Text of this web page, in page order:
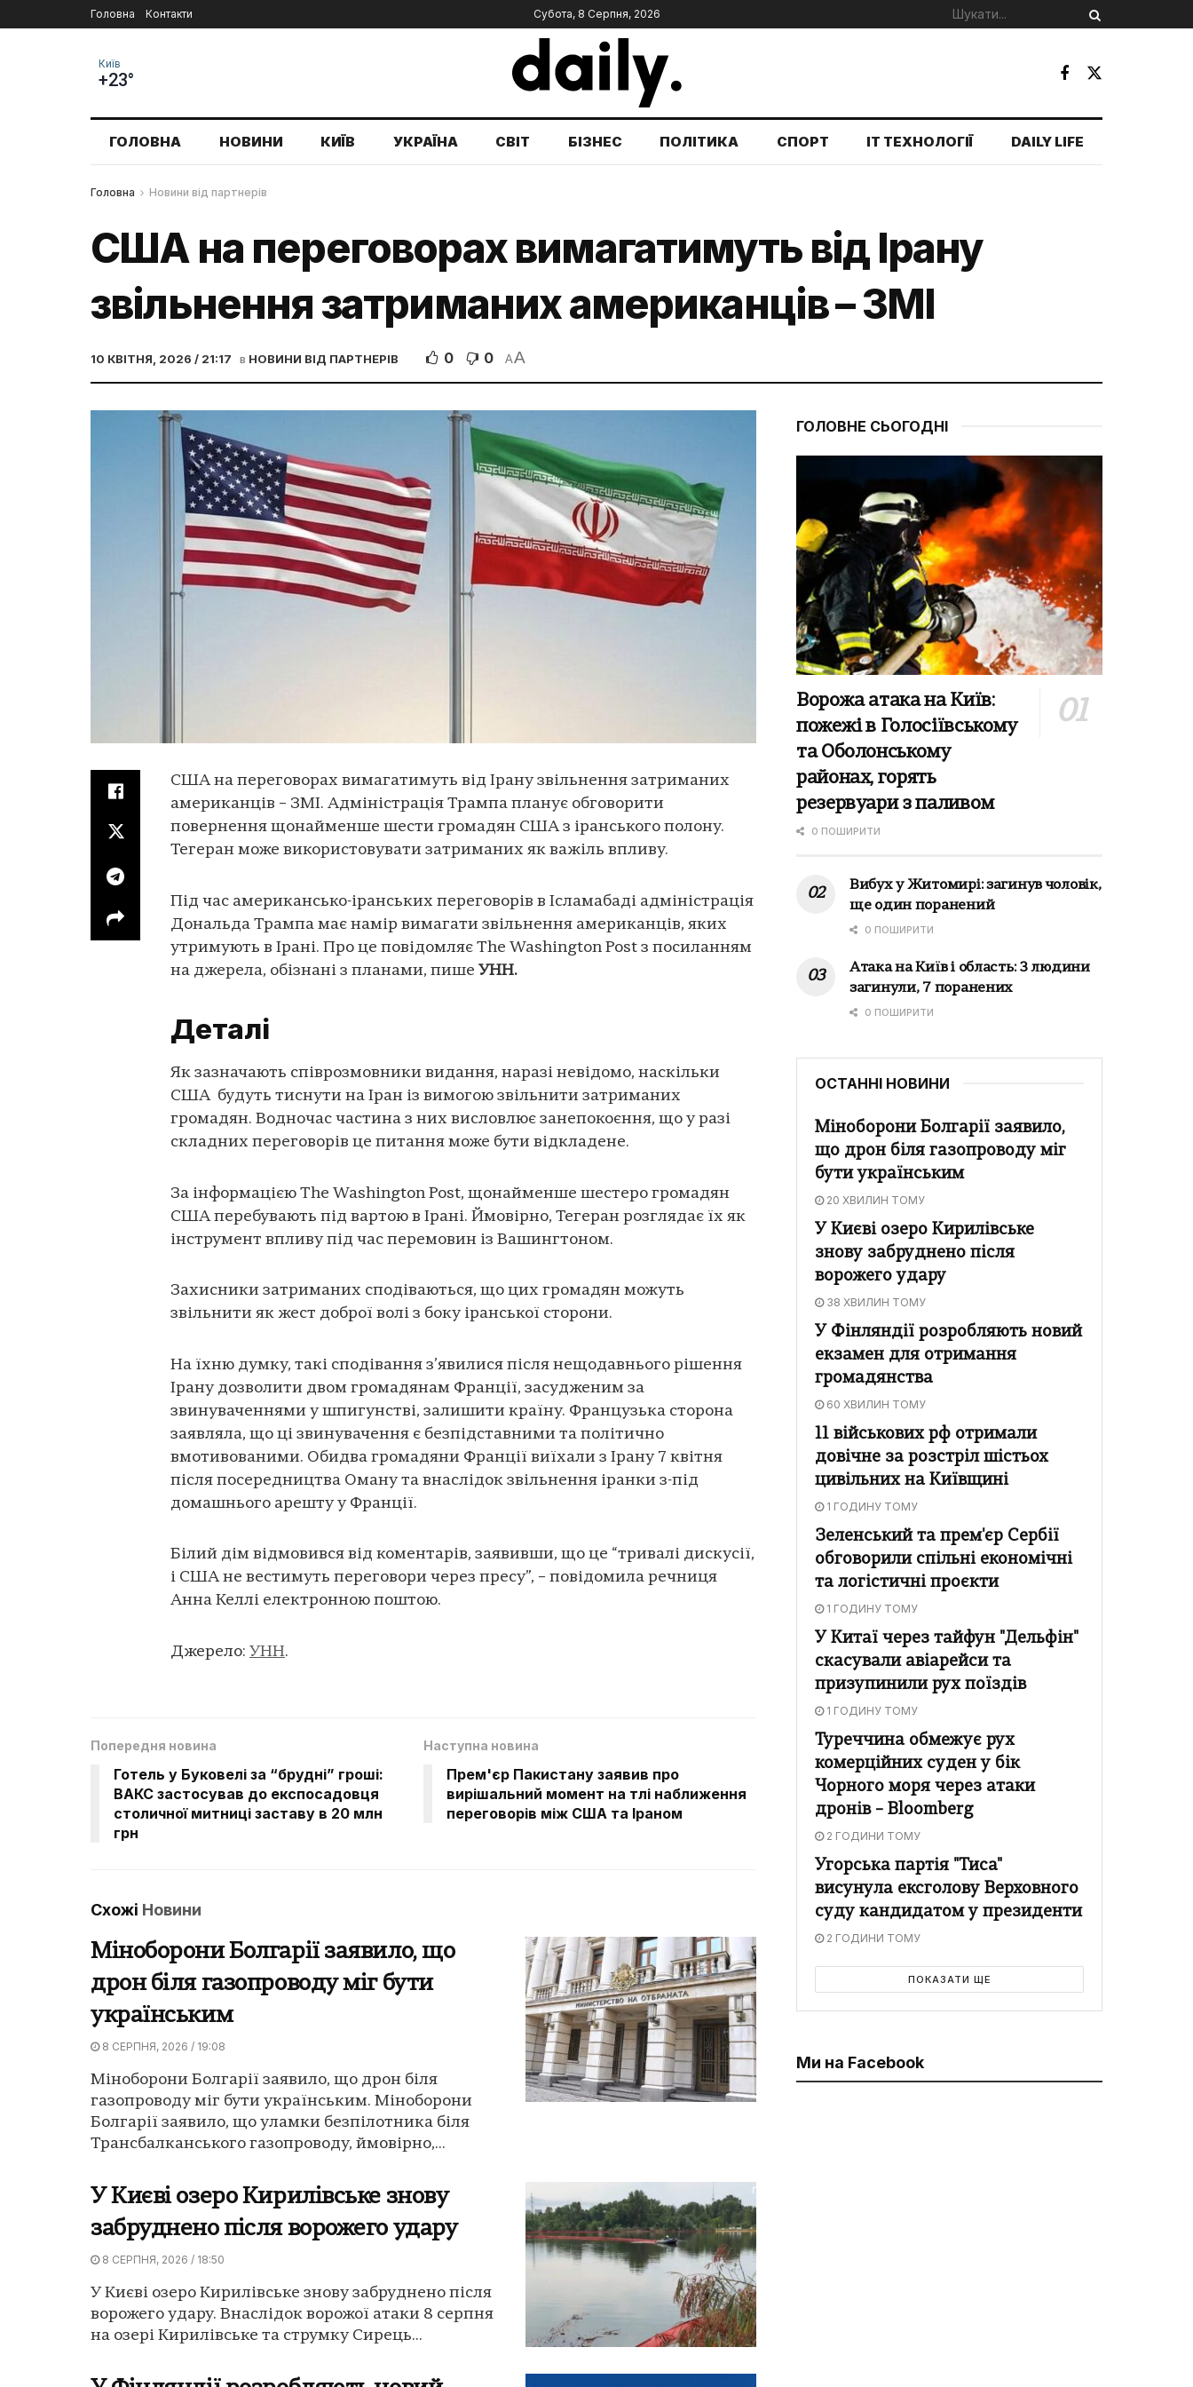
Головна Контакти Субота, 8 Серпня, 2026
Київ
+23°
ГОЛОВНА НОВИНИ КИЇВ УКРАЇНА СВІТ БІЗНЕС ПОЛІТИКА СПОРТ IT ТЕХНОЛОГІЇ DAILY LIFE
Головна Новини від партнерів
США на переговорах вимагатимуть від Ірану
звільнення затриманих американців – ЗМІ
10 КВІТНЯ, 2026 / 21:17 в НОВИНИ ВІД ПАРТНЕРІВ 0 0 AA
США на переговорах вимагатимуть від Ірану звільнення затриманих
американців – ЗМІ. Адміністрація Трампа планує обговорити
повернення щонайменше шести громадян США з іранського полону.
Тегеран може використовувати затриманих як важіль впливу.
Під час американсько-іранських переговорів в Ісламабаді адміністрація
Дональда Трампа має намір вимагати звільнення американців, яких
утримують в Ірані. Про це повідомляє The Washington Post з посиланням
на джерела, обізнані з планами, пише УНН.
Деталі
Як зазначають співрозмовники видання, наразі невідомо, наскільки
США будуть тиснути на Іран із вимогою звільнити затриманих
громадян. Водночас частина з них висловлює занепокоєння, що у разі
складних переговорів це питання може бути відкладене.
За інформацією The Washington Post, щонайменше шестеро громадян
США перебувають під вартою в Ірані. Ймовірно, Тегеран розглядає їх як
інструмент впливу під час перемовин із Вашингтоном.
Захисники затриманих сподіваються, що цих громадян можуть
звільнити як жест доброї волі з боку іранської сторони.
На їхню думку, такі сподівання з’явилися після нещодавнього рішення
Ірану дозволити двом громадянам Франції, засудженим за
звинуваченнями у шпигунстві, залишити країну. Французька сторона
заявляла, що ці звинувачення є безпідставними та політично
вмотивованими. Обидва громадяни Франції виїхали з Ірану 7 квітня
після посередництва Оману та внаслідок звільнення іранки з-під
домашнього арешту у Франції.
Білий дім відмовився від коментарів, заявивши, що це “тривалі дискусії,
і США не вестимуть переговори через пресу”, – повідомила речниця
Анна Келлі електронною поштою.
Джерело: УНН.
Попередня новина
Готель у Буковелі за “брудні” гроші:
ВАКС застосував до експосадовця
столичної митниці заставу в 20 млн
грн
Наступна новина
Прем'єр Пакистану заявив про
вирішальний момент на тлі наближення
переговорів між США та Іраном
Схожі Новини
Міноборони Болгарії заявило, що
дрон біля газопроводу міг бути
українським
8 СЕРПНЯ, 2026 / 19:08
Міноборони Болгарії заявило, що дрон біля
газопроводу міг бути українським. Міноборони
Болгарії заявило, що уламки безпілотника біля
Трансбалканського газопроводу, ймовірно,...
У Києві озеро Кирилівське знову
забруднено після ворожего удару
8 СЕРПНЯ, 2026 / 18:50
У Києві озеро Кирилівське знову забруднено після
ворожего удару. Внаслідок ворожої атаки 8 серпня
на озері Кирилівське та струмку Сирець...
ГОЛОВНЕ СЬОГОДНІ
Ворожа атака на Київ:
пожежі в Голосіївському
та Оболонському
районах, горять
резервуари з паливом
0 ПОШИРИТИ
Вибух у Житомирі: загинув чоловік,
ще один поранений
0 ПОШИРИТИ
Атака на Київ і область: 3 людини
загинули, 7 поранених
0 ПОШИРИТИ
ОСТАННІ НОВИНИ
Міноборони Болгарії заявило,
що дрон біля газопроводу міг
бути українським
20 ХВИЛИН ТОМУ
У Києві озеро Кирилівське
знову забруднено після
ворожего удару
38 ХВИЛИН ТОМУ
У Фінляндії розробляють новий
екзамен для отримання
громадянства
60 ХВИЛИН ТОМУ
11 військових рф отримали
довічне за розстріл шістьох
цивільних на Київщині
1 ГОДИНУ ТОМУ
Зеленський та прем'єр Сербії
обговорили спільні економічні
та логістичні проєкти
1 ГОДИНУ ТОМУ
У Китаї через тайфун "Дельфін"
скасували авіарейси та
призупинили рух поїздів
1 ГОДИНУ ТОМУ
Туреччина обмежує рух
комерційних суден у бік
Чорного моря через атаки
дронів – Bloomberg
2 ГОДИНИ ТОМУ
Угорська партія "Тиса"
висунула ексголову Верховного
суду кандидатом у президенти
2 ГОДИНИ ТОМУ
ПОКАЗАТИ ЩЕ
Ми на Facebook